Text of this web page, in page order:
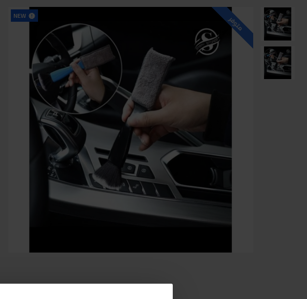
NEW متوفر